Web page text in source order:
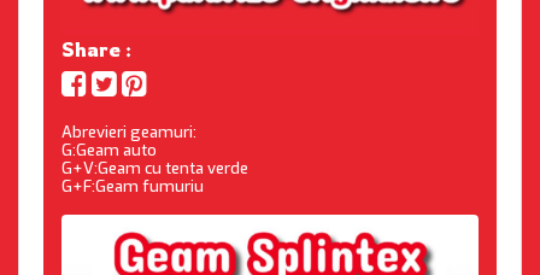
Share :
Abrevieri geamuri:
G:Geam auto
G+V:Geam cu tenta verde
G+F:Geam fumuriu